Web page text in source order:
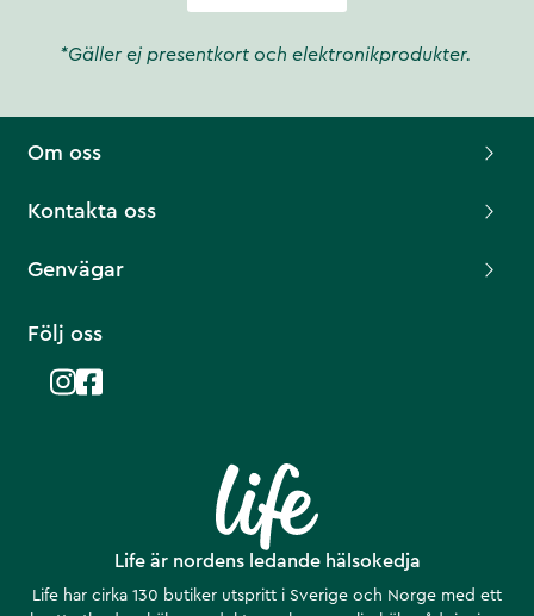
*Gäller ej presentkort och elektronikprodukter.
Life är nordens ledande hälsokedja
Life har cirka 130 butiker utspritt i Sverige och Norge med ett
Om oss
Kontakta oss
Genvägar
Följ oss